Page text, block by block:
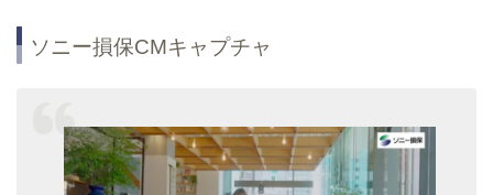
ソニー損保CMキャプチャ